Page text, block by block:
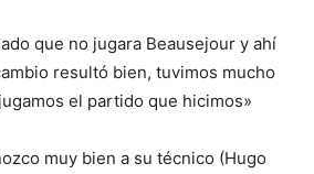
que no jugara Beausejour y ahí
resultó bien, tuvimos mucho
el partido que hicimos»
muy bien a su técnico (Hugo